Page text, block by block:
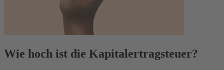
Wie hoch ist die Kapitalertragsteuer?